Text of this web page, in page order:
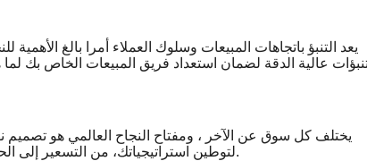
يعد التنبؤ باتجاهات المبيعات وسلوك العملاء أمرا بالغ الأهمية
يختلف كل سوق عن الآخر ، ومفتاح النجاح العالمي هو تصميم
لتوطين استراتيجياتك، من التسعير إلى الحملات الترويجية، مما يضمن أنك دائما على دراية بالمتطلبات الإقليمية.